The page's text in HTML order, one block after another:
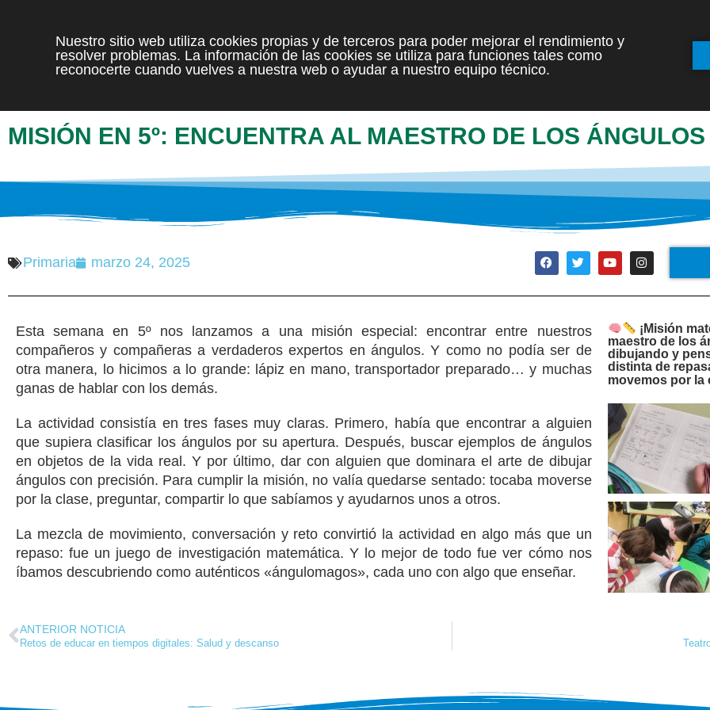
INICIO
MISIÓN EN 5º: ENCUENTRA AL MAESTRO DE LOS ÁNGULOS
Primaria marzo 24, 2025
Esta semana en 5º nos lanzamos a una misión especial: encontrar entre nuestros
compañeros y compañeras a verdaderos expertos en ángulos. Y como no podía ser de
otra manera, lo hicimos a lo grande: lápiz en mano, transportador preparado… y muchas
ganas de hablar con los demás.
La actividad consistía en tres fases muy claras. Primero, había que encontrar a alguien
que supiera clasificar los ángulos por su apertura. Después, buscar ejemplos de ángulos
en objetos de la vida real. Y por último, dar con alguien que dominara el arte de dibujar
ángulos con precisión. Para cumplir la misión, no valía quedarse sentado: tocaba moverse
por la clase, preguntar, compartir lo que sabíamos y ayudarnos unos a otros.
La mezcla de movimiento, conversación y reto convirtió la actividad en algo más que un
repaso: fue un juego de investigación matemática. Y lo mejor de todo fue ver cómo nos
íbamos descubriendo como auténticos «ángulomagos», cada uno con algo que enseñar.
¡Misión
maestro de los
dibujando y
distinta de
movemos por la
ANTERIOR NOTICIA
Retos de educar en tiempos digitales: Salud y descanso
Nuestro sitio web utiliza cookies propias y de terceros para poder mejorar el rendimiento y
resolver problemas. La información de las cookies se utiliza para funciones tales como
reconocerte cuando vuelves a nuestra web o ayudar a nuestro equipo técnico.